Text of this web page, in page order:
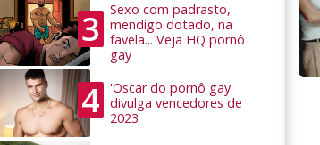
3
Sexo com padrasto,
mendigo dotado, na
favela... Veja HQ pornô
gay
4
'Oscar do pornô gay'
divulga vencedores de
2023